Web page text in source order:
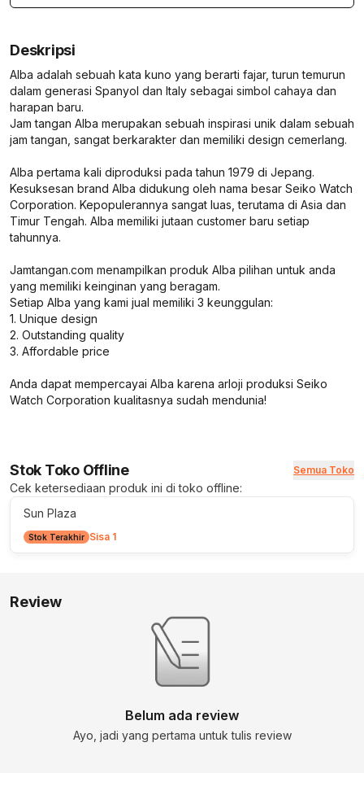
Deskripsi
Alba adalah sebuah kata kuno yang berarti fajar, turun temurun
dalam generasi Spanyol dan Italy sebagai simbol cahaya dan
harapan baru.
Jam tangan Alba merupakan sebuah inspirasi unik dalam sebuah
jam tangan, sangat berkarakter dan memiliki design cemerlang.
Alba pertama kali diproduksi pada tahun 1979 di Jepang.
Kesuksesan brand Alba didukung oleh nama besar Seiko Watch
Corporation. Kepopulerannya sangat luas, terutama di Asia dan
Timur Tengah. Alba memiliki jutaan customer baru setiap
tahunnya.
Jamtangan.com menampilkan produk Alba pilihan untuk anda
yang memiliki keinginan yang beragam.
Setiap Alba yang kami jual memiliki 3 keunggulan:
1. Unique design
2. Outstanding quality
3. Affordable price
Anda dapat mempercayai Alba karena arloji produksi Seiko
Watch Corporation kualitasnya sudah mendunia!
Stok Toko Offline Semua Toko
Cek ketersediaan produk ini di toko offline:
Sun Plaza
Stok Terakhir Sisa 1
Review
Belum ada review
Ayo, jadi yang pertama untuk tulis review